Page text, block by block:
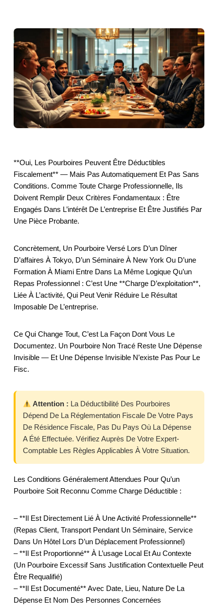
**Oui, Les Pourboires Peuvent Être Déductibles
Fiscalement** — Mais Pas Automatiquement Et Pas Sans
Conditions. Comme Toute Charge Professionnelle, Ils
Doivent Remplir Deux Critères Fondamentaux : Être
Engagés Dans L’intérêt De L’entreprise Et Être Justifiés Par
Une Pièce Probante.
Concrètement, Un Pourboire Versé Lors D’un Dîner
D’affaires À Tokyo, D’un Séminaire À New York Ou D’une
Formation À Miami Entre Dans La Même Logique Qu’un
Repas Professionnel : C’est Une **charge D’exploitation**,
Liée À L’activité, Qui Peut Venir Réduire Le Résultat
Imposable De L’entreprise.
Ce Qui Change Tout, C’est La Façon Dont Vous Le
Documentez. Un Pourboire Non Tracé Reste Une Dépense
Invisible — Et Une Dépense Invisible N’existe Pas Pour Le
Fisc.
Attention : La Déductibilité Des Pourboires
Dépend De La Réglementation Fiscale De Votre Pays
De Résidence Fiscale, Pas Du Pays Où La Dépense
A Été Effectuée. Vérifiez Auprès De Votre Expert-
Comptable Les Règles Applicables À Votre Situation.
Les Conditions Généralement Attendues Pour Qu’un
Pourboire Soit Reconnu Comme Charge Déductible :
– **Il Est Directement Lié À Une Activité Professionnelle**
(repas Client, Transport Pendant Un Séminaire, Service
Dans Un Hôtel Lors D’un Déplacement Professionnel)
– **Il Est Proportionné** À L’usage Local Et Au Contexte
(un Pourboire Excessif Sans Justification Contextuelle Peut
Être Requalifié)
– **Il Est Documenté** Avec Date, Lieu, Nature De La
Dépense Et Nom Des Personnes Concernées